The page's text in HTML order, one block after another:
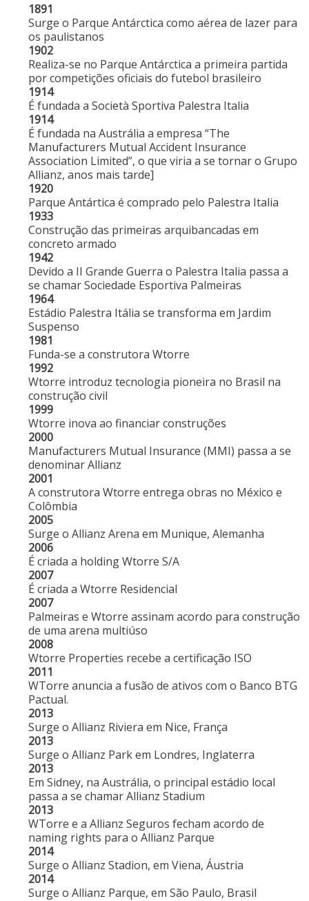
1891
Surge o Parque Antárctica como aérea de lazer para
os paulistanos
1902
Realiza-se no Parque Antárctica a primeira partida
por competições oficiais do futebol brasileiro
1914
É fundada a Società Sportiva Palestra Italia
1914
É fundada na Austrália a empresa “The
Manufacturers Mutual Accident Insurance
Association Limited”, o que viria a se tornar o Grupo
Allianz, anos mais tarde]
1920
Parque Antártica é comprado pelo Palestra Italia
1933
Construção das primeiras arquibancadas em
concreto armado
1942
Devido a II Grande Guerra o Palestra Italia passa a
se chamar Sociedade Esportiva Palmeiras
1964
Estádio Palestra Itália se transforma em Jardim
Suspenso
1981
Funda-se a construtora Wtorre
1992
Wtorre introduz tecnologia pioneira no Brasil na
construção civil
1999
Wtorre inova ao financiar construções
2000
Manufacturers Mutual Insurance (MMI) passa a se
denominar Allianz
2001
A construtora Wtorre entrega obras no México e
Colômbia
2005
Surge o Allianz Arena em Munique, Alemanha
2006
É criada a holding Wtorre S/A
2007
É criada a Wtorre Residencial
2007
Palmeiras e Wtorre assinam acordo para construção
de uma arena multiúso
2008
Wtorre Properties recebe a certificação ISO
2011
WTorre anuncia a fusão de ativos com o Banco BTG
Pactual.
2013
Surge o Allianz Riviera em Nice, França
2013
Surge o Allianz Park em Londres, Inglaterra
2013
Em Sidney, na Austrália, o principal estádio local
passa a se chamar Allianz Stadium
2013
WTorre e a Allianz Seguros fecham acordo de
naming rights para o Allianz Parque
2014
Surge o Allianz Stadion, em Viena, Áustria
2014
Surge o Allianz Parque, em São Paulo, Brasil